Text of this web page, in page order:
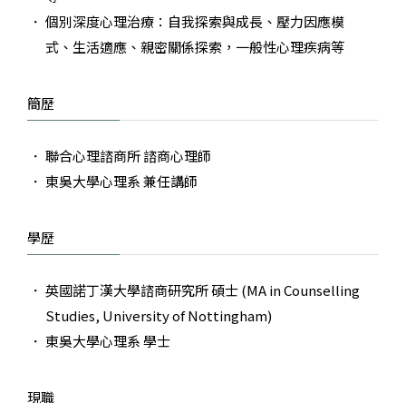
簡歷
聯合心理諮商所 諮商心理師
東吳大學心理系 兼任講師
學歷
英國諾丁漢大學諮商研究所 碩士 (MA in Counselling
Studies, University of Nottingham)
東吳大學心理系 學士
個別深度心理治療：自我探索與成長、壓力因應模
式、生活適應、親密關係探索，一般性心理疾病等
現職